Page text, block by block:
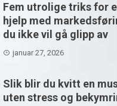
Fem utrolige triks for
hjelp med
du ikke vil gå glipp av
januar 27, 2026
Slik blir du kvitt en
uten stress og